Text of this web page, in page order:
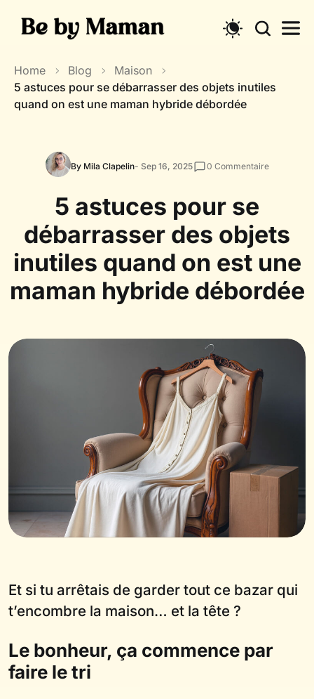
Home Blog
Maison
5 astuces pour se débarrasser des objets inutiles
quand on est une maman hybride débordée
By Mila Clapelin- Sep 16, 2025 0 Commentaire
5 astuces pour se
débarrasser des objets
inutiles quand on est une
maman hybride débordée
Et si tu arrêtais de garder tout ce bazar qui
t’encombre la maison… et la tête ?
Le bonheur, ça commence par
faire le tri